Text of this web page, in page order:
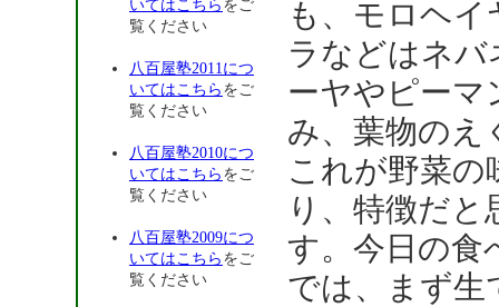
いてはこちら をご
覧ください
八百屋塾2011につ
いてはこちら をご
覧ください
八百屋塾2010につ
いてはこちら をご
覧ください
八百屋塾2009につ
いてはこちら をご
覧ください
も、モロヘイ
ラなどはネバ
ーヤやピーマ
み、葉物の
これが野菜の
り、特徴だと
す。今日の食
では、まず生